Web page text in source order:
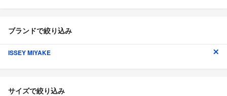
ブランドで絞り込み
ISSEY MIYAKE
サイズで絞り込み